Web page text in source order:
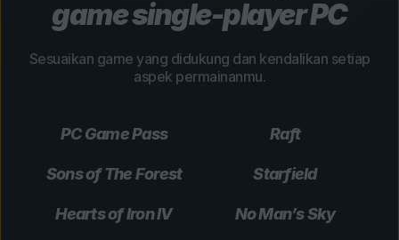
game single-player PC
Sesuaikan game yang didukung dan kendalikan setiap
aspek permainanmu.
PC Game Pass Raft
Sons of The Forest Starfield
Hearts of Iron IV No Man’s Sky